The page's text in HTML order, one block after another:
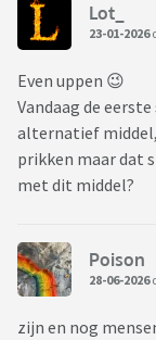
Lot_
23-01-2026
Even uppen 😉
Vandaag de
alternatief
prikken maar dat
met dit middel?
Poison
28-06-2026
zijn en nog